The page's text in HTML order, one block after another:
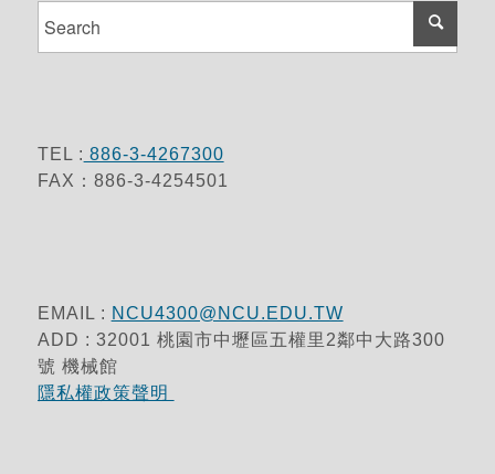
TEL : 886-3-4267300
FAX：886-3-4254501
EMAIL : NCU4300@NCU.EDU.TW
ADD : 32001 桃園市中壢區五權里2鄰中大路300
號 機械館
隱私權政策聲明